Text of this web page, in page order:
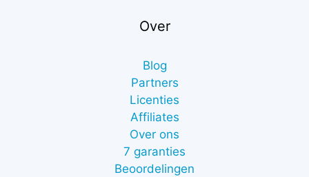
Over
Blog
Partners
Licenties
Affiliates
Over ons
7 garanties
Beoordelingen